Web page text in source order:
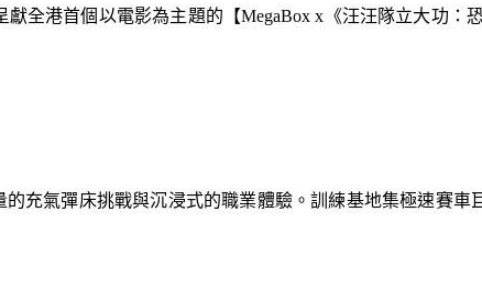
充氣彈床挑戰與沉浸式的職業體驗。訓練基地集極速賽車
全港首個以電影為主題的【MegaBox x《汪汪隊立大功：